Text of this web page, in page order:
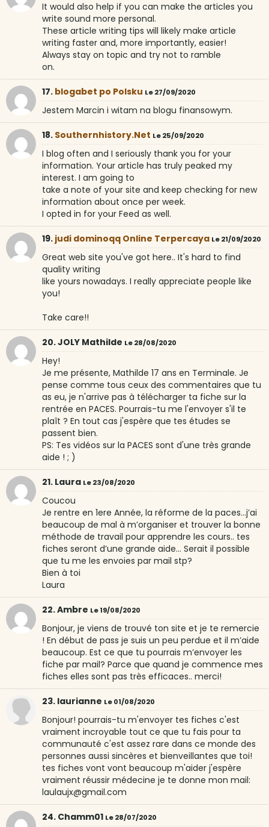
It would also help if you can make the articles you
write sound more personal.
These article writing tips will likely make article
writing faster and, more importantly, easier!
Always stay on topic and try not to ramble
on.
17. blogabet po Polsku Le 27/09/2020
Jestem Marcin i witam na blogu finansowym.
18. Southernhistory.Net Le 25/09/2020
I blog often and I seriously thank you for your
information. Your article has truly peaked my
interest. I am going to
take a note of your site and keep checking for new
information about once per week.
I opted in for your Feed as well.
19. judi dominoqq Online Terpercaya Le 21/09/2020
Great web site you've got here.. It's hard to find
quality writing
like yours nowadays. I really appreciate people like
you!
Take care!!
20. JOLY Mathilde Le 28/08/2020
Hey!
Je me présente, Mathilde 17 ans en Terminale. Je
pense comme tous ceux des commentaires que tu
as eu, je n'arrive pas à télécharger ta fiche sur la
rentrée en PACES. Pourrais-tu me l'envoyer s'il te
plaît ? En tout cas j'espère que tes études se
passent bien.
PS: Tes vidéos sur la PACES sont d'une très grande
aide ! ; )
21. Laura Le 23/08/2020
Coucou
Je rentre en 1ere Année, la réforme de la paces...j’ai
beaucoup de mal à m’organiser et trouver la bonne
méthode de travail pour apprendre les cours.. tes
fiches seront d’une grande aide... Serait il possible
que tu me les envoies par mail stp?
Bien à toi
Laura
22. Ambre Le 19/08/2020
Bonjour, je viens de trouvé ton site et je te remercie
! En début de pass je suis un peu perdue et il m’aide
beaucoup. Est ce que tu pourrais m’envoyer les
fiche par mail? Parce que quand je commence mes
fiches elles sont pas très efficaces.. merci!
23. laurianne Le 01/08/2020
Bonjour! pourrais-tu m'envoyer tes fiches c'est
vraiment incroyable tout ce que tu fais pour ta
communauté c'est assez rare dans ce monde des
personnes aussi sincères et bienveillantes que toi!
tes fiches vont vont beaucoup m'aider j'espère
vraiment réussir médecine je te donne mon mail:
laulaujx@gmail.com
24. Chamm01 Le 28/07/2020